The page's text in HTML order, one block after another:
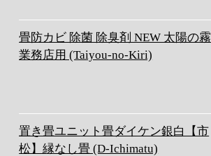
畳防カビ 除菌 除臭剤 NEW 太陽の霧
業務店用 (Taiyou-no-Kiri)
置き畳ユニット畳ダイケン銀白【市
松】縁なし畳 (D-Ichimatu)